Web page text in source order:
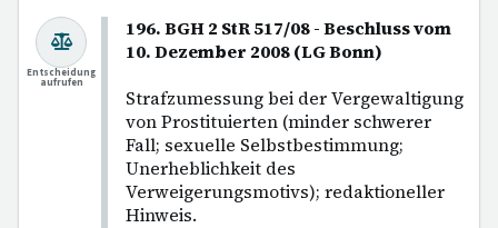
196. BGH 2 StR 517/08 - Beschluss vom
10. Dezember 2008 (LG Bonn)
Strafzumessung bei der Vergewaltigung
von Prostituierten (minder schwerer
Fall; sexuelle Selbstbestimmung;
Unerheblichkeit des
Verweigerungsmotivs); redaktioneller
Hinweis.
Entscheidung
aufrufen